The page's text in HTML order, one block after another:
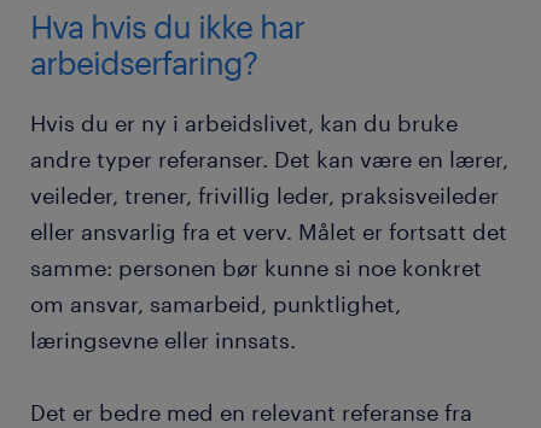
Hva hvis du ikke har
arbeidserfaring?
Hvis du er ny i arbeidslivet, kan du bruke
andre typer referanser. Det kan være en lærer,
veileder, trener, frivillig leder, praksisveileder
eller ansvarlig fra et verv. Målet er fortsatt det
samme: personen bør kunne si noe konkret
om ansvar, samarbeid, punktlighet,
læringsevne eller innsats.
Det er bedre med en relevant referanse fra